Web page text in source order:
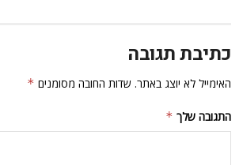
כתיבת תגובה
האימייל לא יוצג באתר. שדות החובה מסומנים *
התגובה שלך *